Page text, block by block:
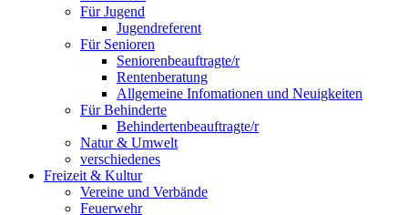
Für Jugend
Jugendreferent
Für Senioren
Seniorenbeauftragte/r
Rentenberatung
Allgemeine Infomationen und Neuigkeiten
Für Behinderte
Behindertenbeauftragte/r
Natur & Umwelt
verschiedenes
Freizeit & Kultur
Vereine und Verbände
Feuerwehr